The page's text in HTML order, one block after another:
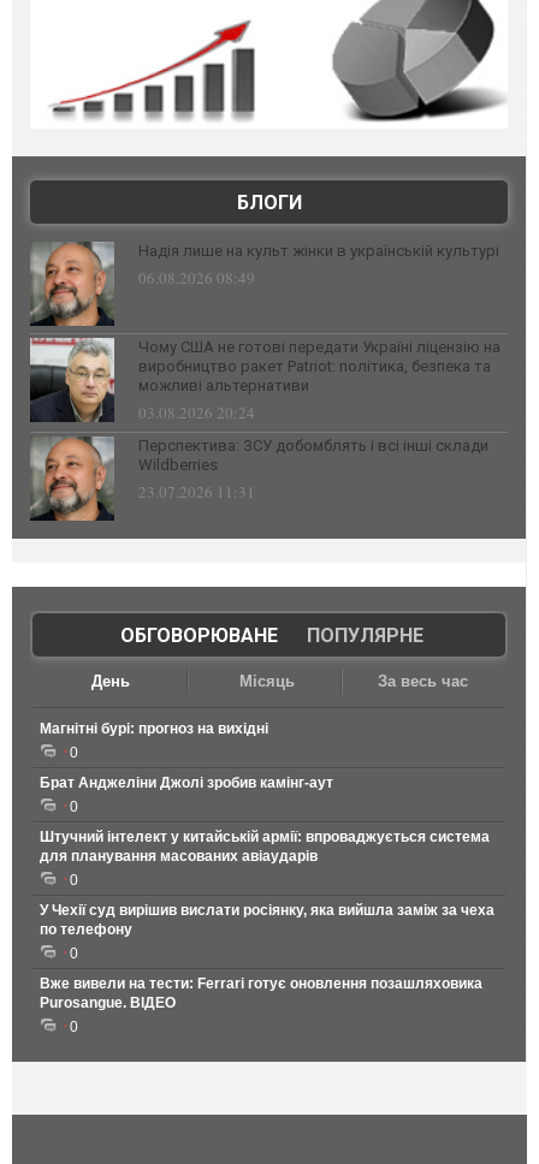
БЛОГИ
Надія лише на культ жінки в українській культурі
06.08.2026 08:49
Чому США не готові передати Україні ліцензію на
виробництво ракет Patriot: політика, безпека та
можливі альтернативи
03.08.2026 20:24
Перспектива: ЗСУ добомблять і всі інші склади
Wildberries
23.07.2026 11:31
ОБГОВОРЮВАНЕ| ПОПУЛЯРНЕ
День Місяць За весь час
Магнітні бурі: прогноз на вихідні
0
Брат Анджеліни Джолі зробив камінг-аут
0
Штучний інтелект у китайській армії: впроваджується система
для планування масованих авіаударів
0
У Чехії суд вирішив вислати росіянку, яка вийшла заміж за чеха
по телефону
0
Вже вивели на тести: Ferrari готує оновлення позашляховика
Purosangue. ВІДЕО
0